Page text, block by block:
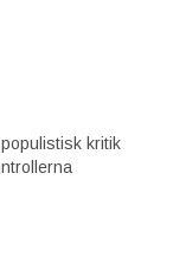
kritik